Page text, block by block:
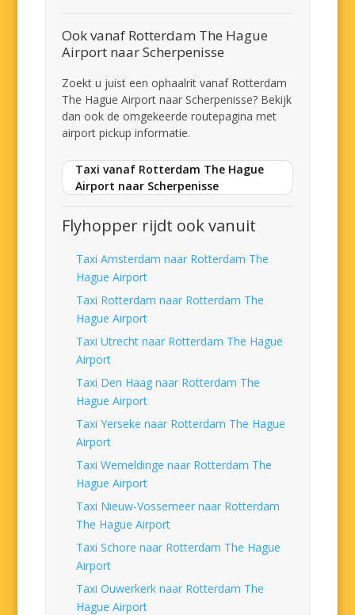
Ook vanaf Rotterdam The Hague
Airport naar Scherpenisse
Zoekt u juist een ophaalrit vanaf Rotterdam
The Hague Airport naar Scherpenisse? Bekijk
dan ook de omgekeerde routepagina met
airport pickup informatie.
Taxi vanaf Rotterdam The Hague
Airport naar Scherpenisse
Flyhopper rijdt ook vanuit
Taxi Amsterdam naar Rotterdam The
Hague Airport
Taxi Rotterdam naar Rotterdam The
Hague Airport
Taxi Utrecht naar Rotterdam The Hague
Airport
Taxi Den Haag naar Rotterdam The
Hague Airport
Taxi Yerseke naar Rotterdam The Hague
Airport
Taxi Wemeldinge naar Rotterdam The
Hague Airport
Taxi Nieuw-Vossemeer naar Rotterdam
The Hague Airport
Taxi Schore naar Rotterdam The Hague
Airport
Taxi Ouwerkerk naar Rotterdam The
Hague Airport